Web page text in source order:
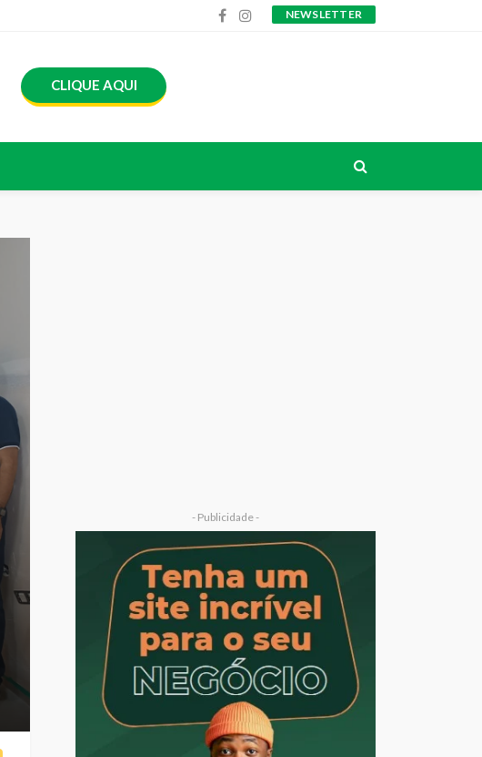
NEWSLETTER
CLIQUE AQUI
- Publicidade -